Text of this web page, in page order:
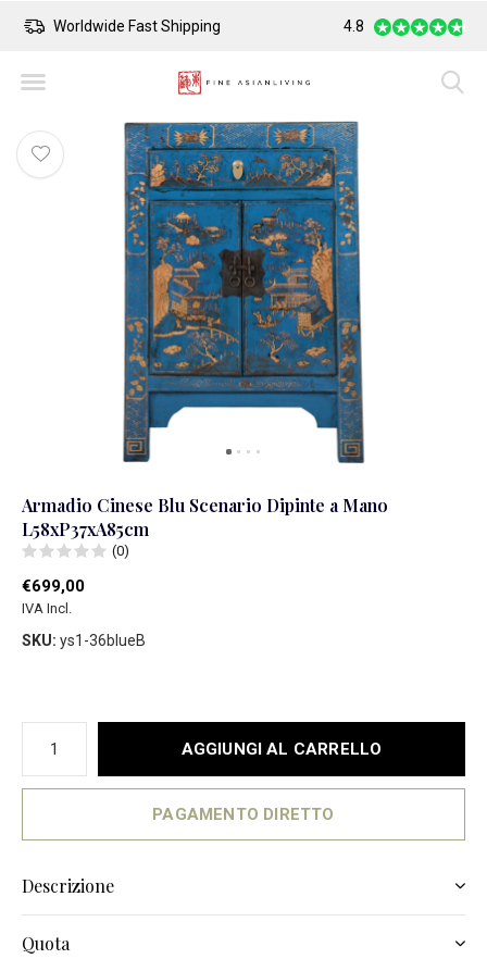
Worldwide Fast Shipping Safe Payment
4.8
Armadio Cinese Blu Scenario Dipinte a Mano
L58xP37xA85cm
(0)
€699,00
IVA Incl.
SKU: ys1-36blueB
AGGIUNGI AL CARRELLO
PAGAMENTO DIRETTO
Descrizione
Quota